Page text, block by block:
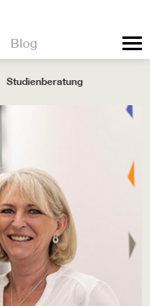
Blog
Studienberatung